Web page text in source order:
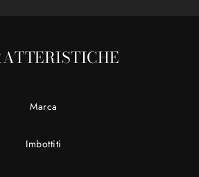
Marca
Imbottiti